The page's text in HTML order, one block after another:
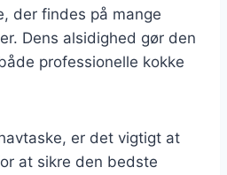
der findes på mange
Dens alsidighed gør den
professionelle kokke
er det vigtigt at
at sikre den bedste